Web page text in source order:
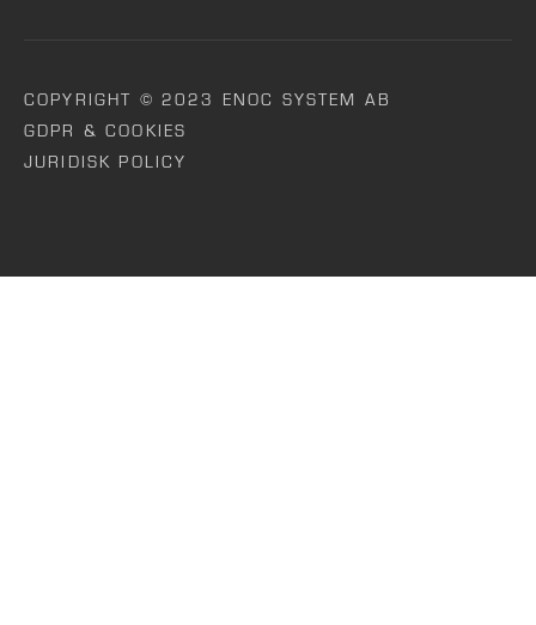
COPYRIGHT © 2023 ENOC SYSTEM AB
GDPR & COOKIES
JURIDISK POLICY